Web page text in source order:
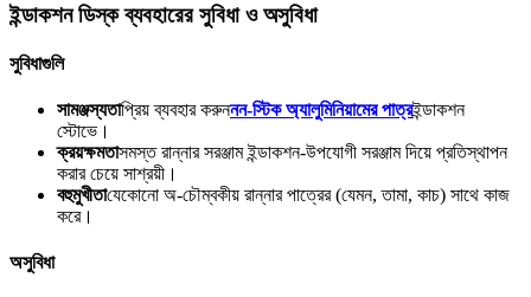
ইন্ডাকশন ডিস্ক ব্যবহারের সুবিধা ও অসুবিধা
সুবিধাগুলি
সামঞ্জস্যতাপ্রিয় ব্যবহার করুননন-স্টিক অ্যালুমিনিয়ামের পাত্রইন্ডাকশন
স্টোভে।
ক্রয়ক্ষমতাসমস্ত রান্নার সরঞ্জাম ইন্ডাকশন-উপযোগী সরঞ্জাম দিয়ে প্রতিস্থাপন
করার চেয়ে সাশ্রয়ী।
বহুমুখীতাযেকোনো অ-চৌম্বকীয় রান্নার পাত্রের (যেমন, তামা, কাচ) সাথে কাজ
করে।
অসুবিধা